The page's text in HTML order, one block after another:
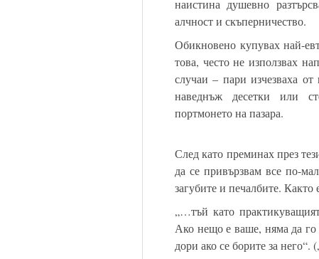
наистина душевно
алчност и скъперничество.
Обикновено купувах най-
това, често не използвах
случаи – пари изчезваха
наведнъж десетки или
портмонето на пазара.
След като преминах през
да се привързвам все по-
загубите и печалбите. Както
„…тъй като
Ако нещо е ваше, няма да
дори ако се борите за